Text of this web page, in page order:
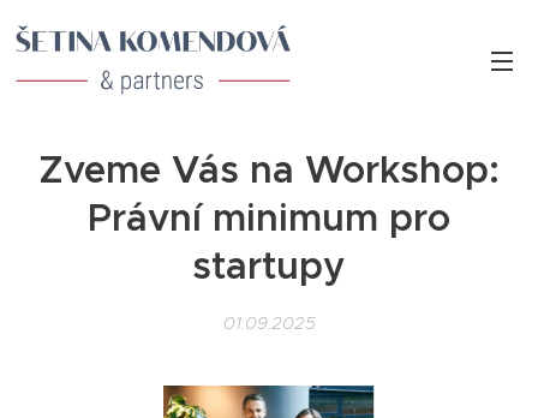
Zveme Vás na Workshop:
Právní minimum pro
startupy
01.09.2025